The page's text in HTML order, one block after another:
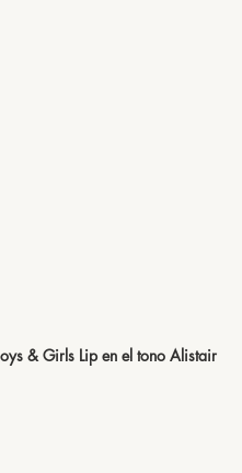
& Girls Lip en el tono Alistair